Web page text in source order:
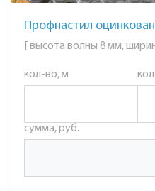
Профнастил
[ высота волны 8 мм,
кол-во, м
сумма, руб.